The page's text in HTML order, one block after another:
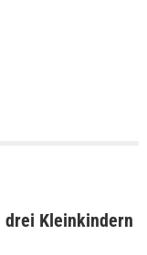
drei Kleinkindern